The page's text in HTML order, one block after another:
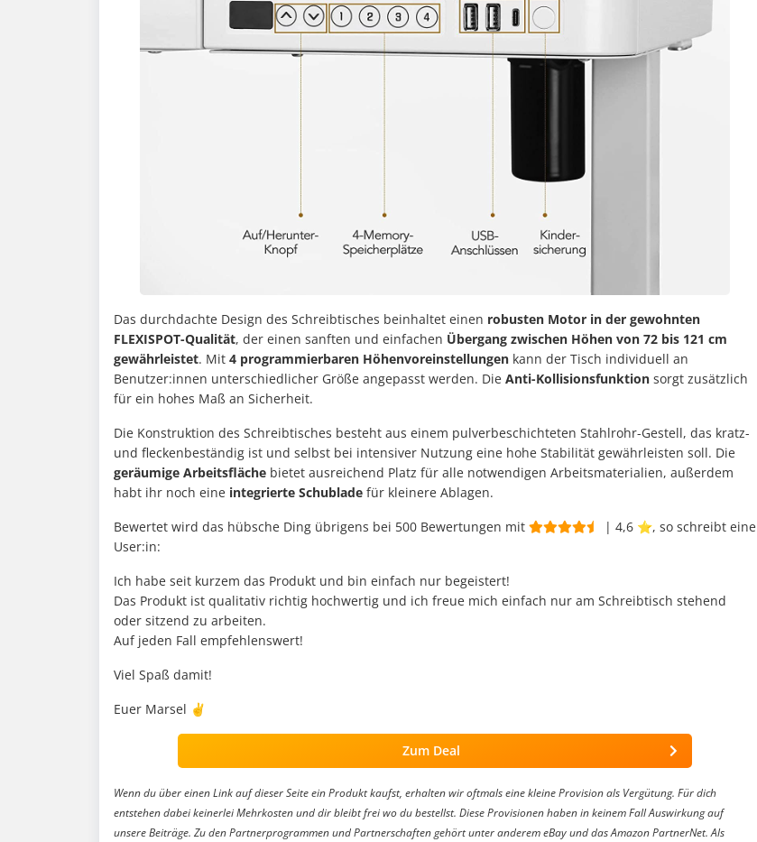
Das durchdachte Design des Schreibtisches beinhaltet einen robusten Motor in der gewohnten
FLEXISPOT-Qualität, der einen sanften und einfachen Übergang zwischen Höhen von 72 bis 121 cm
gewährleistet. Mit 4 programmierbaren Höhenvoreinstellungen kann der Tisch individuell an
Benutzer:innen unterschiedlicher Größe angepasst werden. Die Anti-Kollisionsfunktion sorgt zusätzlich
für ein hohes Maß an Sicherheit.
Die Konstruktion des Schreibtisches besteht aus einem pulverbeschichteten Stahlrohr-Gestell, das kratz-
und fleckenbeständig ist und selbst bei intensiver Nutzung eine hohe Stabilität gewährleisten soll. Die
geräumige Arbeitsfläche bietet ausreichend Platz für alle notwendigen Arbeitsmaterialien, außerdem
habt ihr noch eine integrierte Schublade für kleinere Ablagen.
Bewertet wird das hübsche Ding übrigens bei 500 Bewertungen mit
| 4,6 ⭐️, so schreibt eine
User:in:
Ich habe seit kurzem das Produkt und bin einfach nur begeistert!
Das Produkt ist qualitativ richtig hochwertig und ich freue mich einfach nur am Schreibtisch stehend
oder sitzend zu arbeiten.
Auf jeden Fall empfehlenswert!
Viel Spaß damit!
Euer Marsel ✌️
Zum Deal
Wenn du über einen Link auf dieser Seite ein Produkt kaufst, erhalten wir oftmals eine kleine Provision als Vergütung. Für dich
entstehen dabei keinerlei Mehrkosten und dir bleibt frei wo du bestellst. Diese Provisionen haben in keinem Fall Auswirkung auf
unsere Beiträge. Zu den Partnerprogrammen und Partnerschaften gehört unter anderem eBay und das Amazon PartnerNet. Als